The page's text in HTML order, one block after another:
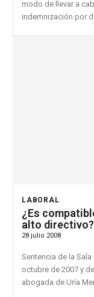
modo de llevar a
indemnización por
LABORAL
¿Es
alto directivo?
28 julio 2008
Sentencia de la
octubre de 2007 y
abogada de Uría